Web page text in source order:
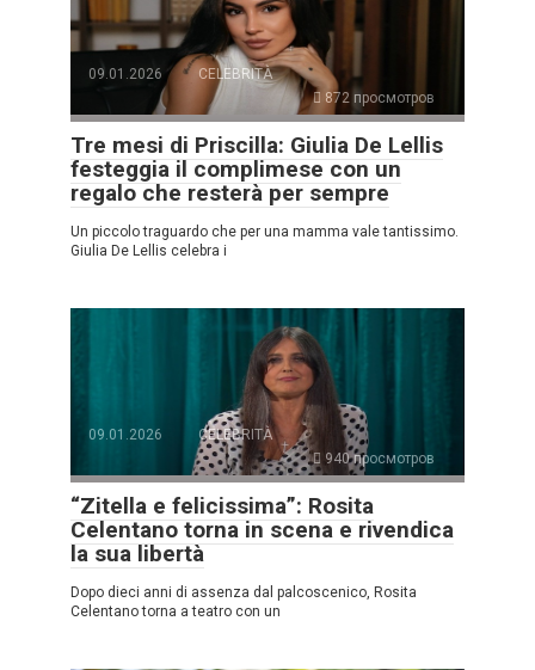
09.01.2026
CELEBRITÀ
872 просмотров
Tre mesi di Priscilla: Giulia De Lellis
festeggia il complimese con un
regalo che resterà per sempre
Un piccolo traguardo che per una mamma vale tantissimo.
Giulia De Lellis celebra i
09.01.2026
CELEBRITÀ
940 просмотров
“Zitella e felicissima”: Rosita
Celentano torna in scena e rivendica
la sua libertà
Dopo dieci anni di assenza dal palcoscenico, Rosita
Celentano torna a teatro con un